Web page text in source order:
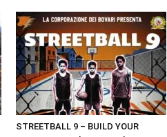
STREETBALL 9 – BUILD YOUR